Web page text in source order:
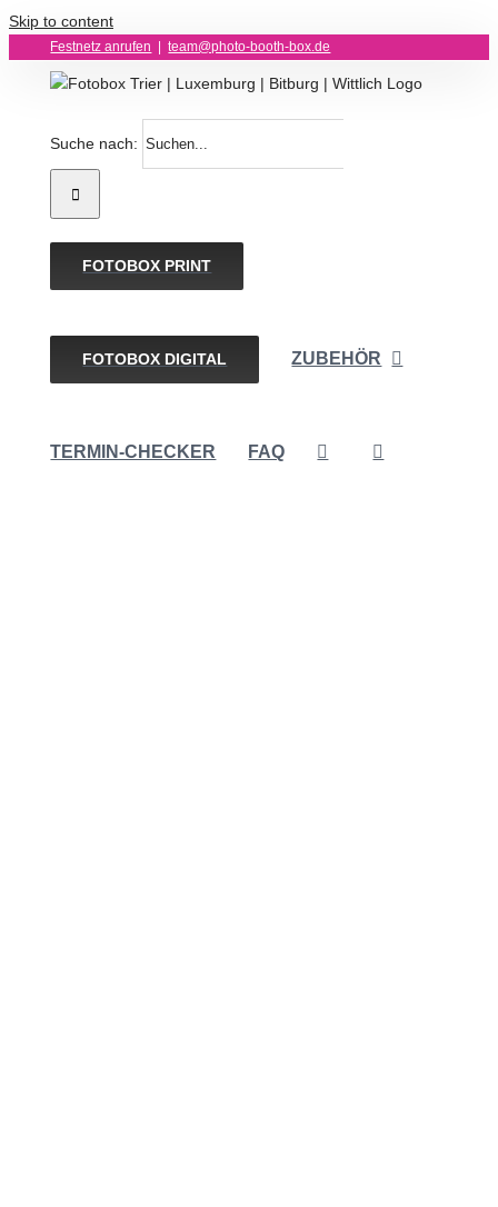
Skip to content
Festnetz anrufen team@photo-booth-box.de
Suche nach:
FOTOBOX PRINT
FOTOBOX DIGITAL ZUBEHÖR
TERMIN-CHECKER FAQ